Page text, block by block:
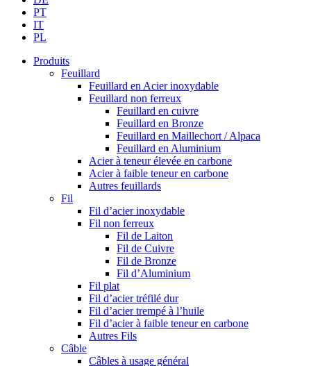
PT
IT
PL
Produits
Feuillard
Feuillard en Acier inoxydable
Feuillard non ferreux
Feuillard en cuivre
Feuillard en Bronze
Feuillard en Maillechort / Alpaca
Feuillard en Aluminium
Acier à teneur élevée en carbone
Acier à faible teneur en carbone
Autres feuillards
Fil
Fil d’acier inoxydable
Fil non ferreux
Fil de Laiton
Fil de Cuivre
Fil de Bronze
Fil d’Aluminium
Fil plat
Fil d’acier tréfilé dur
Fil d’acier trempé à l’huile
Fil d’acier à faible teneur en carbone
Autres Fils
Câble
Câbles à usage général